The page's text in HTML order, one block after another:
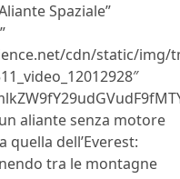
Spaziale”
cdn/static/img/
aliante senza motore
quella dell’Everest:
tra le montagne